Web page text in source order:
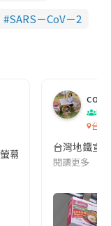
SARS－CoV－2
幕啦!這次的劇本改編
co
吹
台灣
台灣地鐵宣
閱讀更多